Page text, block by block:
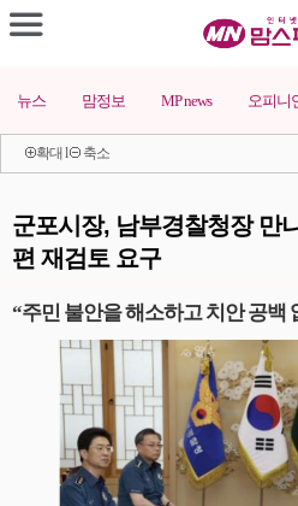
뉴스 맘정보 MP news 오피니
확대 l 축소
군포시장, 남부경찰청장 만
편 재검토 요구
“주민 불안을 해소하고 치안 공백